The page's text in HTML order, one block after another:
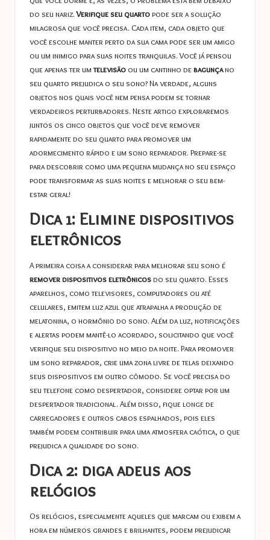
do seu nariz.Verifique seu quartopode ser a solução
milagrosa que você precisa. Cada item, cada objeto que
você escolhe manter perto da sua cama pode ser um amigo
ou um inimigo para suas noites tranquilas. Você já pensou
que apenas ter umtelevisão ou um cantinho debagunçano
seu quarto prejudica o seu sono? Na verdade, alguns
objetos nos quais você nem pensa podem se tornar
verdadeiros perturbadores. Neste artigo exploraremos
juntos os cinco objetos que você deve remover
rapidamente do seu quarto para promover um
adormecimento rápido e um sono reparador. Prepare-se
para descobrir como uma pequena mudança no seu espaço
pode transformar as suas noites e melhorar o seu bem-
estar geral!
Dica 1: Elimine dispositivos
eletrônicos
A primeira coisa a considerar para melhorar seu sono é
remover dispositivos eletrônicosdo seu quarto. Esses
aparelhos, como televisores, computadores ou até
celulares, emitem luz azul que atrapalha a produção de
melatonina, o hormônio do sono. Além da luz, notificações
e alertas podem mantê-lo acordado, solicitando que você
verifique seu dispositivo no meio da noite. Para promover
um sono reparador, crie uma zona livre de telas deixando
seus dispositivos em outro cômodo. Se você precisa do
seu telefone como despertador, considere optar por um
despertador tradicional. Além disso, fique longe de
carregadores e outros cabos espalhados, pois eles
também podem contribuir para uma atmosfera caótica, o que
prejudica a qualidade do sono.
Dica 2: diga adeus aos
relógios
Os relógios, especialmente aqueles que marcam ou exibem a
hora em números grandes e brilhantes, podem prejudicar